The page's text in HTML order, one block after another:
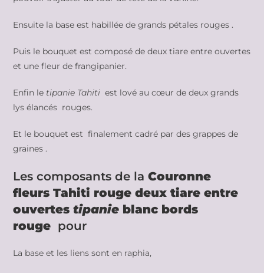
Ensuite la base est habillée de grands pétales rouges .
Puis le bouquet est composé de deux tiare entre ouvertes
et une fleur de frangipanier.
Enfin le tipanie Tahiti est lové au cœur de deux grands
lys élancés rouges.
Et le bouquet est finalement cadré par des grappes de
graines .
Les composants de laCouronne
fleurs Tahiti rouge deux tiare entre
ouvertestipanie blanc bords
rouge pour
La base et les liens sont en raphia,